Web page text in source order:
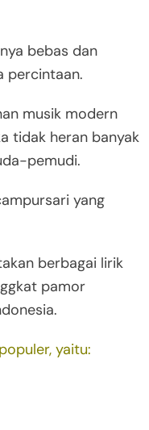
bebas dan
percintaan.
musik modern
tidak heran banyak
pemudi.
yang
berbagai lirik
pamor
yaitu: